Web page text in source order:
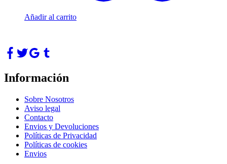
Añadir al carrito
Información
Sobre Nosotros
Aviso legal
Contacto
Envios y Devoluciones
Políticas de Privacidad
Políticas de cookies
Envios